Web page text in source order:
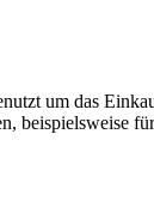
um das
beispielsweise